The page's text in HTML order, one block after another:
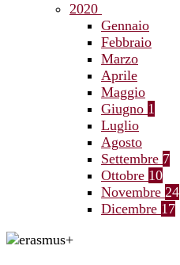
2020
Gennaio
Febbraio
Marzo
Aprile
Maggio
Giugno 1
Luglio
Agosto
Settembre 7
Ottobre 10
Novembre 24
Dicembre 17